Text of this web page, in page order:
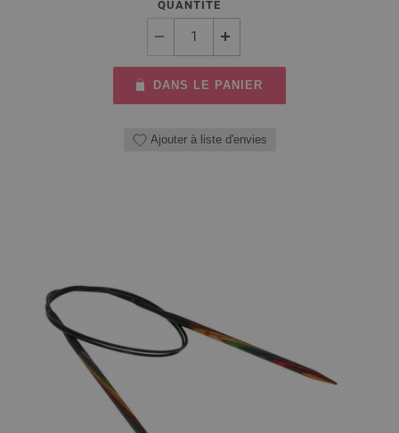
QUANTITÉ
DANS LE PANIER
Ajouter à liste d'envies